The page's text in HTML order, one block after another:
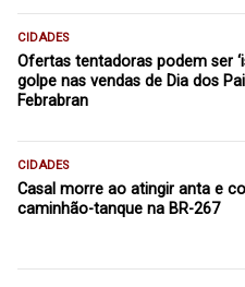
CIDADES
Ofertas tentadoras podem ser
golpe nas vendas de Dia dos
Febrabran
CIDADES
Casal morre ao atingir anta e
caminhão-tanque na BR-267